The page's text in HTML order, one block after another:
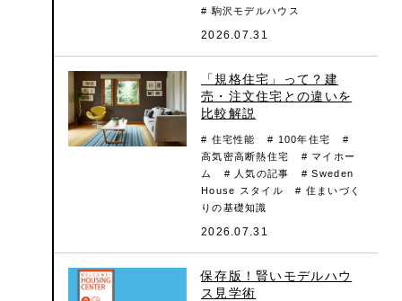
# 駒沢モデルハウス
2026.07.31
「規格住宅」って？建
売・注文住宅との違いを
比較解説
# 住宅性能 # 100年住宅
#
高気密高断熱住宅
# マイホー
ム
# 人気の記事
# Sweden
House スタイル
# 住まいづく
りの基礎知識
2026.07.31
保存版！賢いモデルハウ
ス見学術